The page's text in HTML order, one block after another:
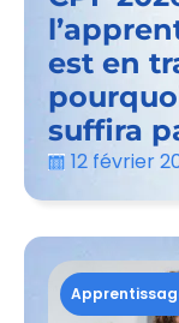
est en
suffira
12 février